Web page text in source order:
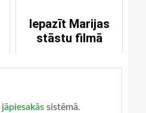
Iepazīt Marijas
stāstu filmā
jāpiesakās sistēmā.